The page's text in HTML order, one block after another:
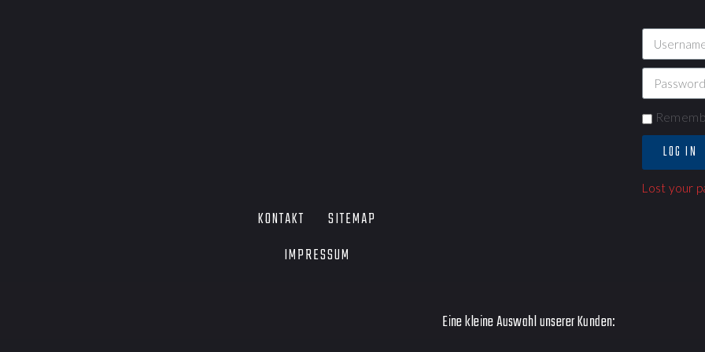
KONTAKT
SITEMAP
IMPRESSUM
LOG IN
Lost your
Eine kleine Auswahl unserer Kunden: